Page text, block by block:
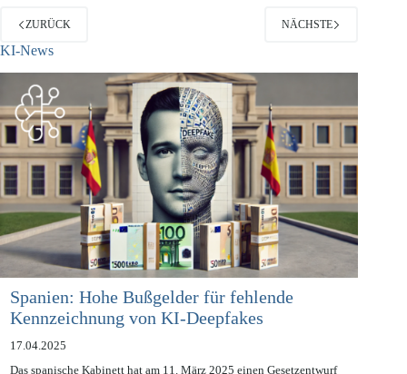
ZURÜCK
KI-News
Spanien: Hohe Bußgelder für fehlende
Kennzeichnung von KI-Deepfakes
17.04.2025